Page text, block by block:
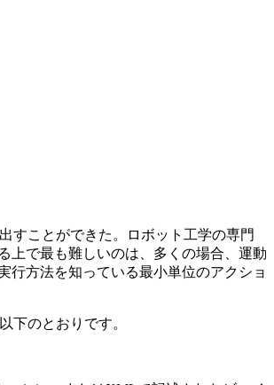
すことができた。ロボット工学の専門
上で最も難しいのは、多くの場合、運動
行方法を知っている最小単位のアクショ
下のとおりです。